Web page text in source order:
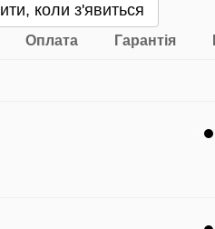
коли з'явиться
Оплата Гарантія